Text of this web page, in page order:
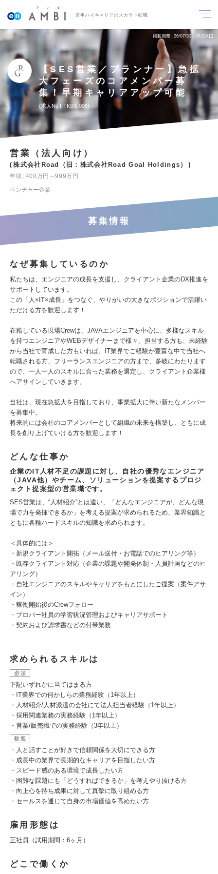
若手ハイキャリアのスカウト転職
掲載期間 26/07/30～26/08/12
【SES営業／プランナー】急拡
大フェーズのコアメンバー募
集！早期キャリアアップ可能
求人No.FTKBS-005
営業（法人向け）
株式会社Road（旧：株式会社Road Goal Holdings）
年収
400万円～999万円
ベンチャー企業
募集情報
なぜ募集しているのか
私たちは、エンジニアの成長を支援し、クライアント企業のDX推進を
サポートしています。
この「人×IT×成長」をつなぐ、やりがいの大きなポジションで活躍い
ただける方を歓迎します！
在籍している現場Crewは、JAVAエンジニアを中心に、多様なスキル
を持つエンジニアやWEBデザイナーまで様々。担当する方も、未経験
から当社で育成した方もいれば、IT業界でご経験が豊富な中で当社へ
転職される方、フリーランスエンジニアの方まで、多岐にわたります
ので、一人一人のスキルに合った業務を選定し、クライアント企業様
へアサインしていきます。
当社は、現在急拡大を目指しており、事業拡大に伴い新たなメンバー
を募集中。
将来的には会社のコアメンバーとして組織の未来を構築し、ともに成
長を創り上げていける方を歓迎します！
どんな仕事か
企業のIT人材不足の課題に対し、自社の優秀なエンジニア
（JAVA他）やチーム、ソリューションを提案するプロジ
ェクト提案型の営業職です。
SES営業は、“人材紹介”とは違い、「どんなエンジニアが、どんな現
場で力を発揮できるか」を考える提案が求められるため、業界知識と
ともに各種ハードスキルの知識を求められます。
＜具体的には＞
・新規クライアント開拓（メール送付・お電話でのヒアリング等）
・既存クライアント対応（企業の課題や開発体制・人員計画などのヒ
アリング）
・自社エンジニアのスキルやキャリアをもとにしたご提案（案件アサ
イン）
・稼働開始後のCrewフォロー
・プロパー社員の学習状況管理およびキャリアサポート
・契約および請求書などの付帯業務
求められるスキルは
必須
下記いずれかに当てはまる方
・IT業界での何かしらの業務経験（1年以上）
・人材紹介/人材派遣の会社にて法人担当者経験（1年以上）
・採用関連業務の実務経験（1年以上）
・営業/販売職での実務経験（3年以上）
歓迎
・人と話すことが好きで信頼関係を大切にできる方
・成長中の業界で長期的なキャリアを目指したい方
・スピード感のある環境で成長したい方
・困難な課題にも「どうすればできるか」を考えやり抜ける方
・向上心を持ち成果に対して真摯に取り組める方
・セールスを通じて自身の市場価値を高めたい方
雇用形態は
正社員（試用期間：6ヶ月）
どこで働くか